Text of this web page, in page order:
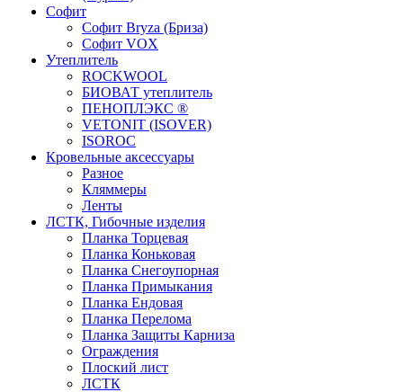
Софит
Софит Bryza (Бриза)
Софит VOX
Утеплитель
ROCKWOOL
БИОВАТ утеплитель
ПЕНОПЛЭКС ®
VETONIT (ISOVER)
ISOROC
Кровельные аксессуары
Разное
Кляммеры
Ленты
ЛСТК, Гибочные изделия
Планка Торцевая
Планка Коньковая
Планка Снегоупорная
Планка Примыкания
Планка Ендовая
Планка Перелома
Планка Защиты Карниза
Ограждения
Плоский лист
ЛСТК